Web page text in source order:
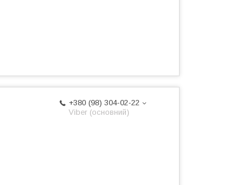
+380 (98) 304-02-22
Viber (основний)